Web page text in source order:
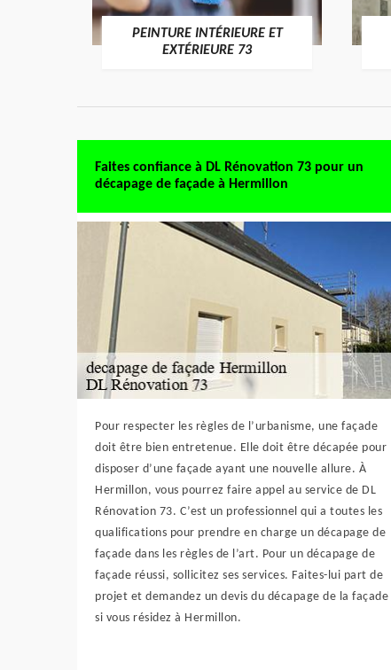
PEINTURE INTÉRIEURE ET
EXTÉRIEURE 73
Faites confiance à DL Rénovation 73 pour un
décapage de façade à Hermillon
Pour respecter les règles de l’urbanisme, une façade
doit être bien entretenue. Elle doit être décapée pour
disposer d’une façade ayant une nouvelle allure. À
Hermillon, vous pourrez faire appel au service de DL
Rénovation 73. C’est un professionnel qui a toutes les
qualifications pour prendre en charge un décapage de
façade dans les règles de l’art. Pour un décapage de
façade réussi, sollicitez ses services. Faites-lui part de
projet et demandez un devis du décapage de la façade
si vous résidez à Hermillon.